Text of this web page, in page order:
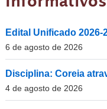
Edital Unificado 2026-
6 de agosto de 2026
Disciplina: Coreia
4 de agosto de 2026